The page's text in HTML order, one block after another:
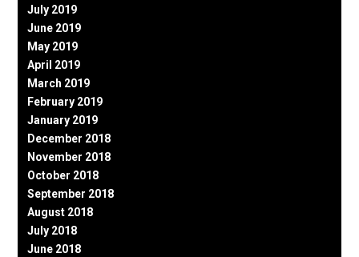
July 2019
June 2019
May 2019
April 2019
March 2019
February 2019
January 2019
December 2018
November 2018
October 2018
September 2018
August 2018
July 2018
June 2018